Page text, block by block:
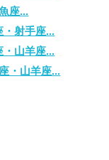
座...
・射手座...
・山羊座...
・山羊座...